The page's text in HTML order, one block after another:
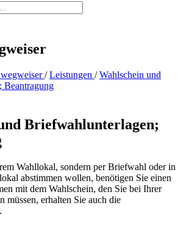
/ Leistungen / Wahlschein und
Beantragung
Briefwahlunterlagen;
Wahllokal, sondern per Briefwahl oder in
abstimmen wollen, benötigen Sie einen
mit dem Wahlschein, den Sie bei Ihrer
müssen, erhalten Sie auch die